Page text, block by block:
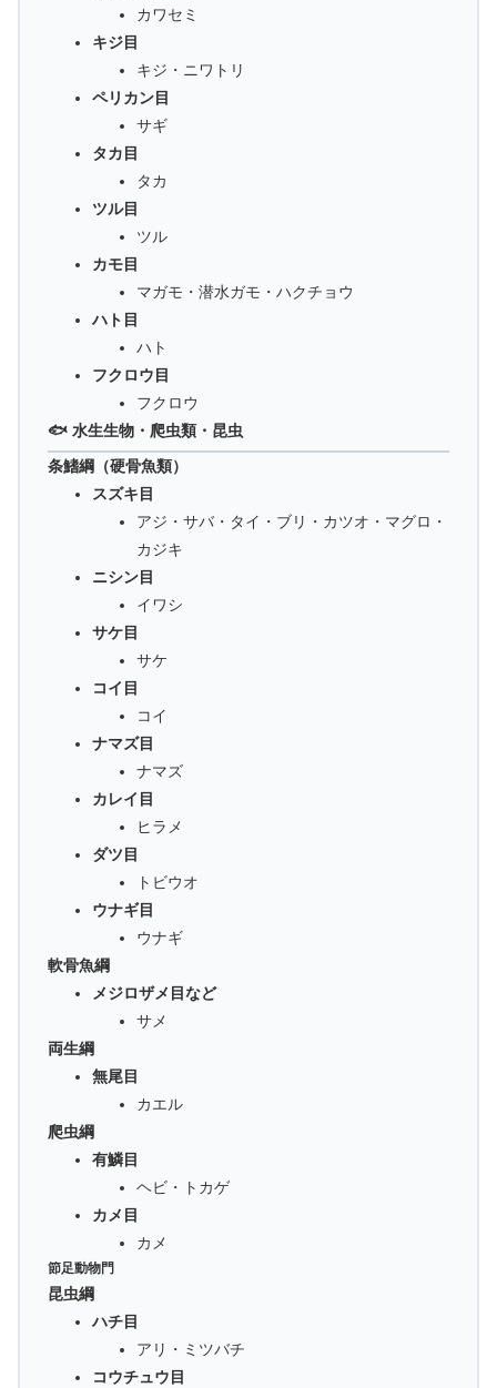
カワセミ
キジ目
キジ・ニワトリ
ペリカン目
サギ
タカ目
タカ
ツル目
ツル
カモ目
マガモ・潜水ガモ・ハクチョウ
ハト目
ハト
フクロウ目
フクロウ
🐟 水生生物・爬虫類・昆虫
条鰭綱（硬骨魚類）
スズキ目
アジ・サバ・タイ・ブリ・カツオ・マグロ・
カジキ
ニシン目
イワシ
サケ目
サケ
コイ目
コイ
ナマズ目
ナマズ
カレイ目
ヒラメ
ダツ目
トビウオ
ウナギ目
ウナギ
軟骨魚綱
メジロザメ目など
サメ
両生綱
無尾目
カエル
爬虫綱
有鱗目
ヘビ・トカゲ
カメ目
カメ
節足動物門
昆虫綱
ハチ目
アリ・ミツバチ
コウチュウ目